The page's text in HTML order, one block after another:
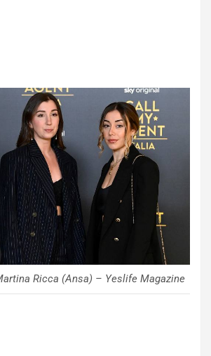
Ricca (Ansa) – Yeslife Magazine